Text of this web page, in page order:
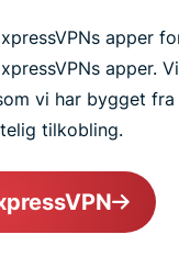
apper
apper.
vi har bygget fra
tilkobling.